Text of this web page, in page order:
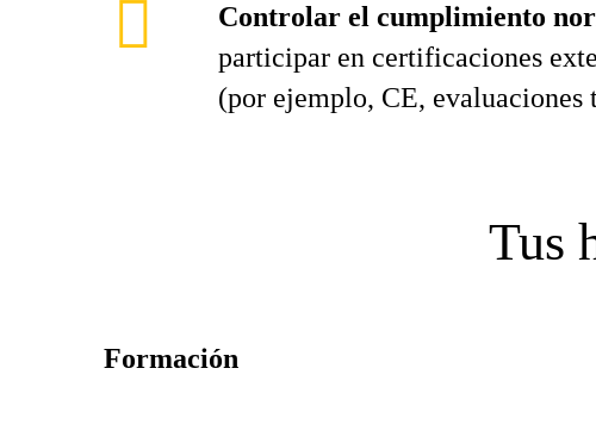
Controlar el cumplimiento
participar en certificaciones
(por ejemplo, CE, evaluaciones
Tus
Formación